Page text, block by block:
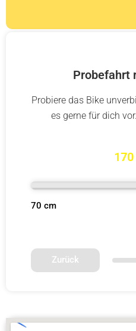
Probefahrt
Probiere das Bike
es gerne für dich
70 cm
Zurück